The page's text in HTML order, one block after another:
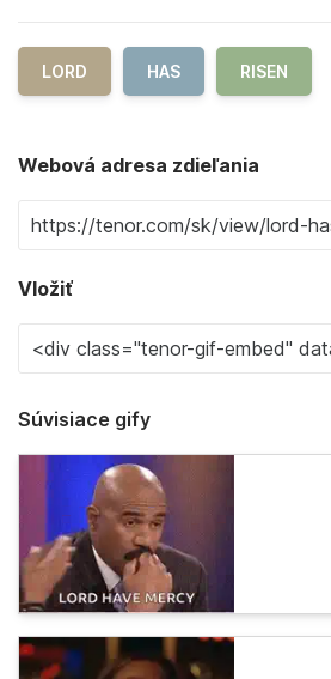
LORD HAS RISEN
Webová adresa zdieľania
Vložiť
Súvisiace gify